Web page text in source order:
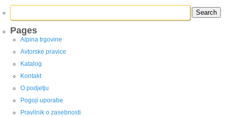
Search
Pages
Alpina trgovine
Avtorske pravice
Katalog
Kontakt
O podjetju
Pogoji uporabe
Pravilnik o zasebnosti